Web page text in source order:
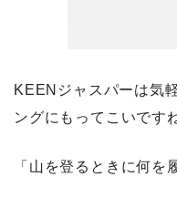
KEENジャスパーは気
ングにもってこいです
「山を登るときに何を